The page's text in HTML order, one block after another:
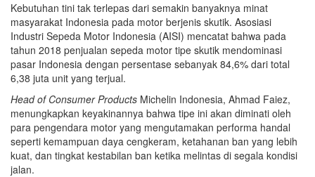
Kebutuhan tini tak terlepas dari semakin banyaknya minat
masyarakat Indonesia pada motor berjenis skutik. Asosiasi
Industri Sepeda Motor Indonesia (AISI) mencatat bahwa pada
tahun 2018 penjualan sepeda motor tipe skutik mendominasi
pasar Indonesia dengan persentase sebanyak 84,6% dari total
6,38 juta unit yang terjual.
Head of Consumer Products Michelin Indonesia, Ahmad Faiez,
menungkapkan keyakinannya bahwa tipe ini akan diminati oleh
para pengendara motor yang mengutamakan performa handal
seperti kemampuan daya cengkeram, ketahanan ban yang lebih
kuat, dan tingkat kestabilan ban ketika melintas di segala kondisi
jalan.